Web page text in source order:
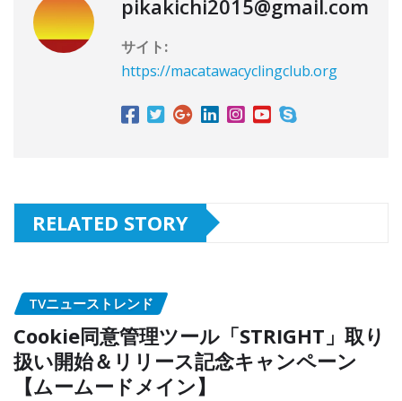
pikakichi2015@gmail.com
サイト:
https://macatawacyclingclub.org
RELATED STORY
TVニューストレンド
Cookie同意管理ツール「STRIGHT」取り
扱い開始＆リリース記念キャンペーン
【ムームードメイン】